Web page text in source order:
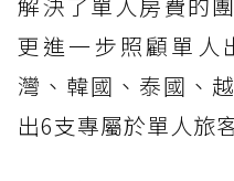
更進一步照顧單人
灣、韓國、泰國、
出6支專屬於單人旅